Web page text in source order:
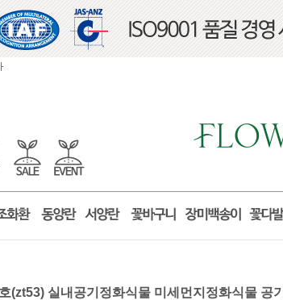
(zt53) 실내공기정화식물 미세먼지정화식물 공